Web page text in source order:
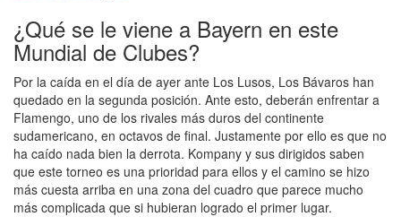
¿Qué se le viene a Bayern en este
Mundial de Clubes?
Por la caída en el día de ayer ante Los Lusos, Los Bávaros han
quedado en la segunda posición. Ante esto, deberán enfrentar a
Flamengo, uno de los rivales más duros del continente
sudamericano, en octavos de final. Justamente por ello es que no
ha caído nada bien la derrota. Kompany y sus dirigidos saben
que este torneo es una prioridad para ellos y el camino se hizo
más cuesta arriba en una zona del cuadro que parece mucho
más complicada que si hubieran logrado el primer lugar.